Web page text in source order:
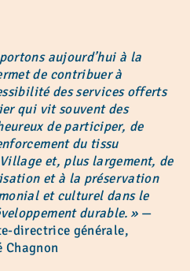
aujourd’hui à la
de contribuer à
des services offerts
qui vit souvent des
de participer, de
du tissu
et, plus largement, de
et à la préservation
et culturel dans le
durable. » —
directrice générale,
Chagnon